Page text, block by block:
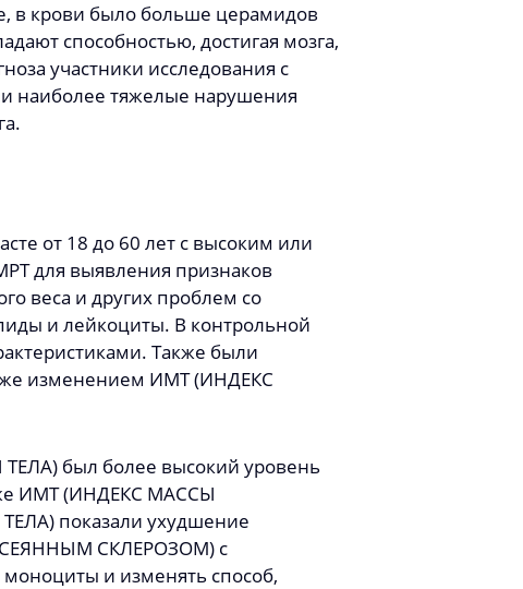
в крови было больше церамидов
способностью, достигая мозга,
участники исследования с
наиболее тяжелые нарушения
от 18 до 60 лет с высоким или
для выявления признаков
веса и других проблем со
и лейкоциты. В контрольной
Также были
же изменением ИМТ (ИНДЕКС
был более высокий уровень
ИМТ (ИНДЕКС МАССЫ
показали ухудшение
СКЛЕРОЗОМ) с
и изменять способ,